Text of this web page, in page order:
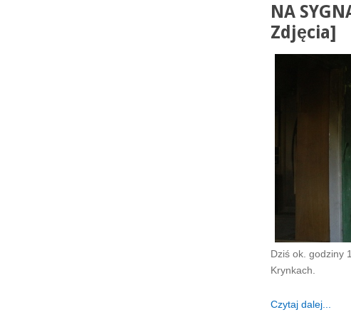
NA
Zdjęcia]
Dziś ok. godziny
Krynkach.
Czytaj dalej...